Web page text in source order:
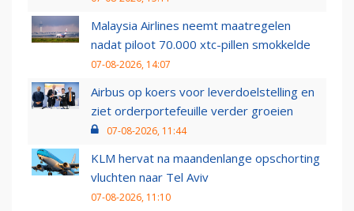
Malaysia Airlines neemt maatregelen
nadat piloot 70.000 xtc-pillen smokkelde
07-08-2026, 14:07
Airbus op koers voor leverdoelstelling en
ziet orderportefeuille verder groeien
07-08-2026, 11:44
KLM hervat na maandenlange opschorting
vluchten naar Tel Aviv
07-08-2026, 11:10